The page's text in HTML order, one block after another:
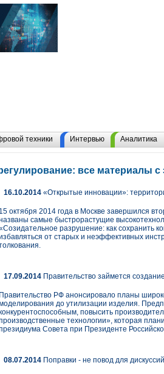
техники Интервью Аналитика
все материалы
16.10.2014 «Открытые инновации»:
15 октября 2014 года в Москве завершился
самые быстрорастущие
разрушение: как сохранить
от старых и неэффективных
17.09.2014 Правительство займется
Правительство РФ анонсировало планы
до утилизации изделия.
повысить
технологии», которая
Совета при Президенте
08.07.2014 Поправки - не повод для дискуссий